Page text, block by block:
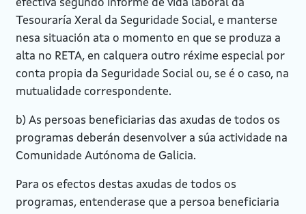
efectiva segundo informe de vida laboral da
Tesouraría Xeral da Seguridade Social, e manterse
nesa situación ata o momento en que se produza a
alta no RETA, en calquera outro réxime especial por
conta propia da Seguridade Social ou, se é o caso, na
mutualidade correspondente.
b) As persoas beneficiarias das axudas de todos os
programas deberán desenvolver a súa actividade na
Comunidade Autónoma de Galicia.
Para os efectos destas axudas de todos os
programas, entenderase que a persoa beneficiaria